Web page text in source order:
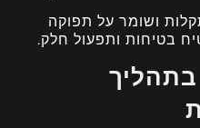
ושומר על תפוקה
בטיחות ותפעול חלק.
בתהליך